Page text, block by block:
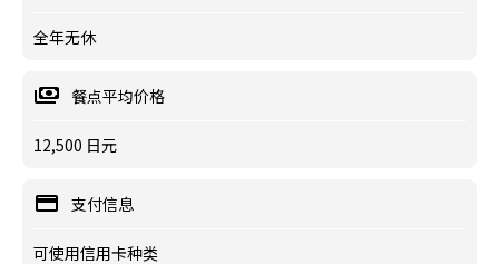
全年无休
餐点平均价格
12,500 日元
支付信息
可使用信用卡种类